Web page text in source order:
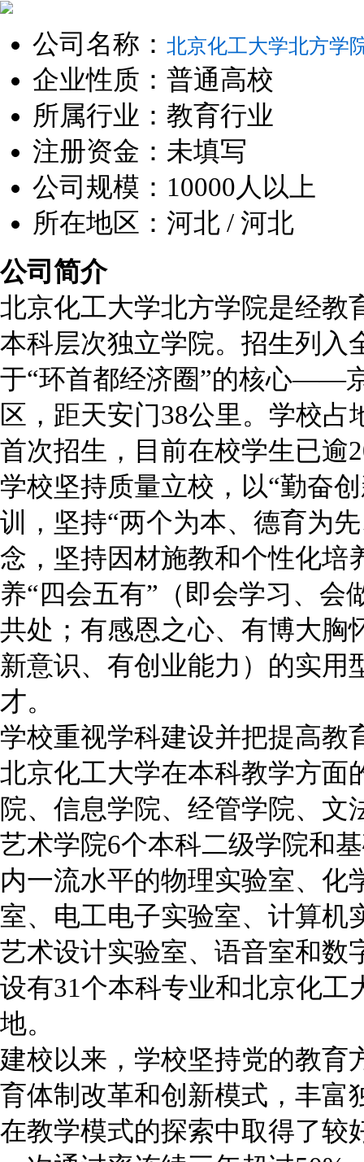
公司名称： 北京化工大学北方学
企业性质：普通高校
所属行业：教育行业
注册资金：未填写
公司规模：10000人以上
所在地区：河北 / 河北
公司简介
北京化工大学北方学院是经教
本科层次独立学院。招生列入
于“环首都经济圈”的核心——
区，距天安门38公里。学校占
首次招生，目前在校学生已逾
学校坚持质量立校，以“勤奋
训，坚持“两个为本、德育为
念，坚持因材施教和个性化培
养“四会五有”（即会学习、会
共处；有感恩之心、有博大胸
新意识、有创业能力）的实用
才。
学校重视学科建设并把提高教
北京化工大学在本科教学方面
院、信息学院、经管学院、文
艺术学院6个本科二级学院和
内一流水平的物理实验室、化
室、电工电子实验室、计算机
艺术设计实验室、语音室和数
设有31个本科专业和北京化工
地。
建校以来，学校坚持党的教育
育体制改革和创新模式，丰富
在教学模式的探索中取得了较